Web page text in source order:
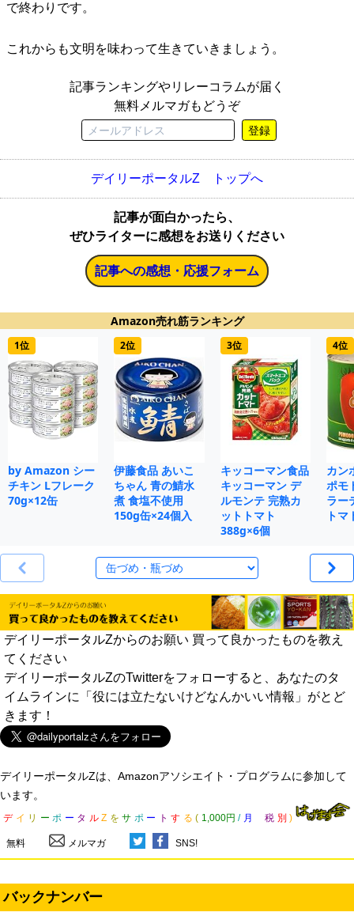
で終わりです。
これからも文明を味わって生きていきましょう。
記事ランキングやリレーコラムが届く
無料メルマガもどうぞ
登録
デイリーポータルZ トップへ
記事が面白かったら、
ぜひライターに感想をお送りください
記事への感想・応援フォーム
Amazon売れ筋ランキング
1位
by Amazon シー
チキン Lフレーク
70g×12缶
2位
伊藤食品 あいこ
ちゃん 青の鯖水
煮 食塩不使用
150g缶×24個入
3位
キッコーマン食品
キッコーマン デ
ルモンテ 完熟カ
ットトマト
388g×6個
4位
カン
ポモ
ラー
ト
デイリーポータルZからのお願い 買って良かったものを教え
てください
デイリーポータルZのTwitterをフォローすると、あなたのタ
イムラインに「役には立たないけどなんかいい情報」がとど
きます！
デイリーポータルZは、Amazonアソシエイト・プログラムに参加して
います。
デ イ リ ー ポ ー タ ル Z を サ ポ ー ト す る ( 1,000円 / 月 税 別 )
無料 メルマガ SNS!
バックナンバー